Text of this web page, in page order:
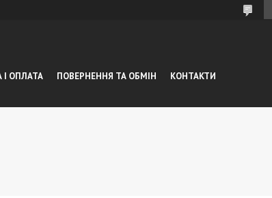
ОПЛАТА ПОВЕРНЕННЯ ТА ОБМІН КОНТАКТИ